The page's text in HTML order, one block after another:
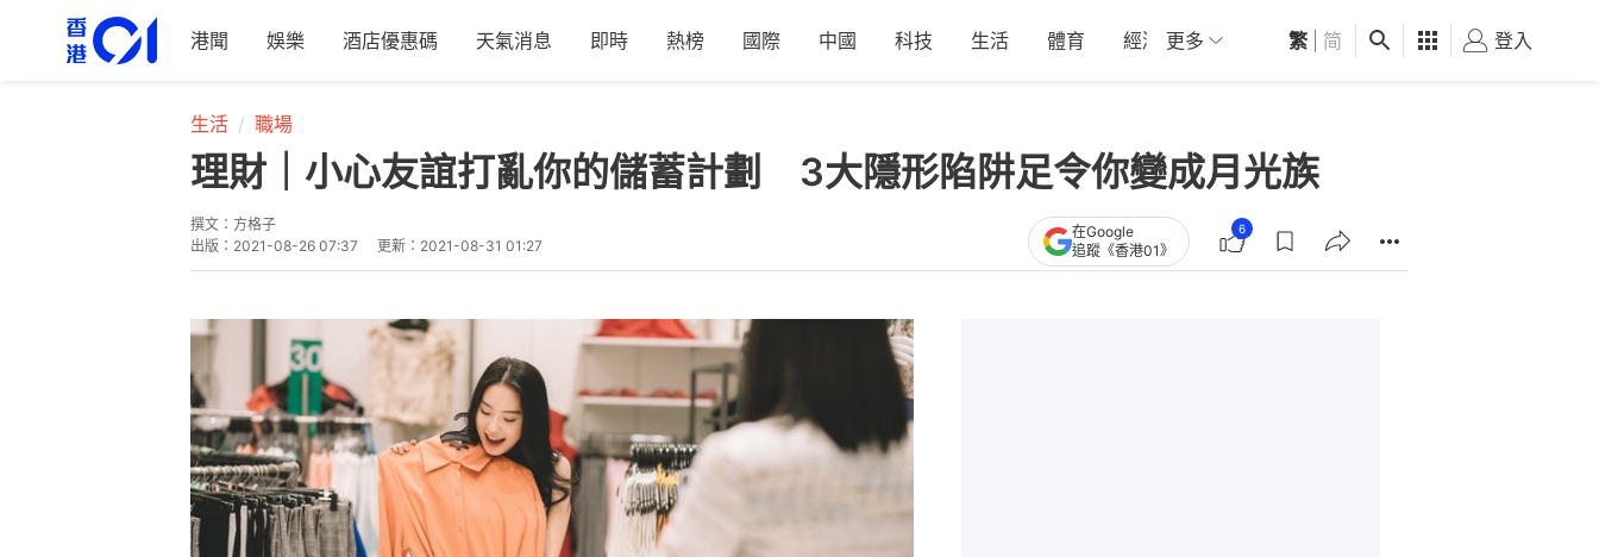
港聞 娛樂 酒店優惠碼 天氣消息 即時 熱榜 國際 中國 科技 生活 體育 經濟 01深圳 觀點 健康 好食玩飛
更多 繁 简 登入
生活 職場
理財｜小心友誼打亂你的儲蓄計劃 3大隱形陷阱足令你變成月光族
撰文： 方格子
出版： 2021-08-26 07:37 更新： 2021-08-31 01:27
在Google
追蹤《香港01》
6